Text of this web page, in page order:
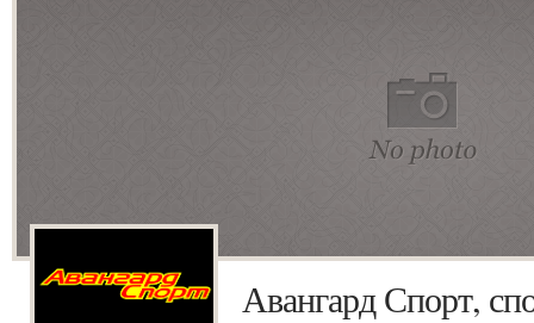
Авангард Спорт,